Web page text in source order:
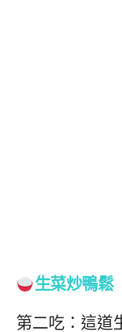
生菜炒鴨鬆
第二吃：這道